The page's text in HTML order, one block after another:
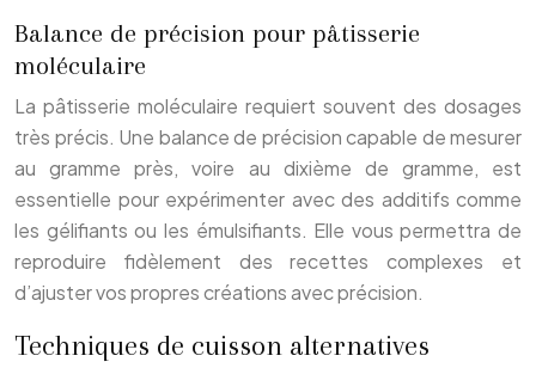
Balance de précision pour pâtisserie
moléculaire
La pâtisserie moléculaire requiert souvent des dosages
très précis. Une balance de précision capable de mesurer
au gramme près, voire au dixième de gramme, est
essentielle pour expérimenter avec des additifs comme
les gélifiants ou les émulsifiants. Elle vous permettra de
reproduire fidèlement des recettes complexes et
d’ajuster vos propres créations avec précision.
Techniques de cuisson alternatives